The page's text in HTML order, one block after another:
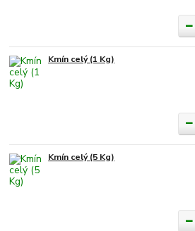
Kmín celý (1 Kg)
Kmín celý (5 Kg)